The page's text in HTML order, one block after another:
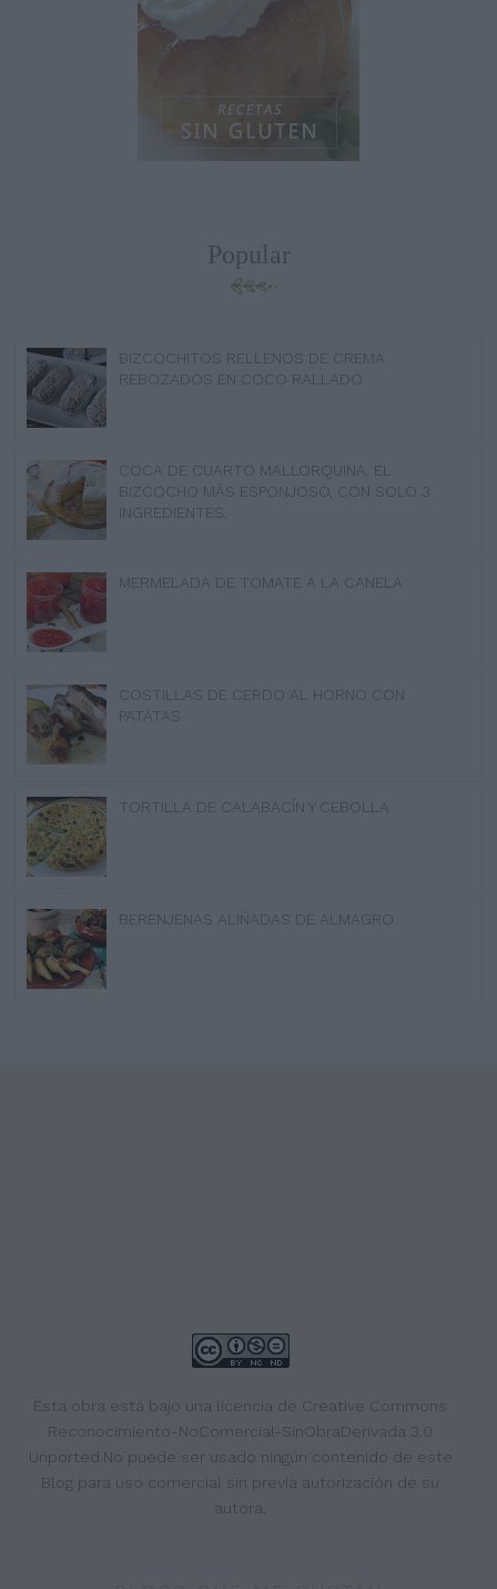
Popular
BIZCOCHITOS RELLENOS DE CREMA
REBOZADOS EN COCO RALLADO
COCA DE CUARTO MALLORQUINA. EL
BIZCOCHO MÁS ESPONJOSO, CON SOLO 3
INGREDIENTES.
MERMELADA DE TOMATE A LA CANELA
COSTILLAS DE CERDO AL HORNO CON
PATATAS
TORTILLA DE CALABACÍN Y CEBOLLA
BERENJENAS ALIÑADAS DE ALMAGRO
Esta obra está bajo una licencia de Creative Commons
Reconocimiento-NoComercial-SinObraDerivada 3.0
Unported .No puede ser usado ningún contenido de este
Blog para uso comercial sin previa autorización de su
autora.